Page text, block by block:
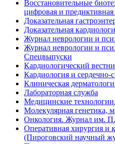
Восстановительные
цифровая и
Доказательная
Доказательная
Журнал неврологии и
Журнал неврологии и
Спецвыпуски
Кардиологический
Кардиология и сердечно-
Клиническая
Лабораторная служба
Медицинские
Молекулярная генетика,
Онкология. Журнал им.
Оперативная хирургия и
(Пироговский научный